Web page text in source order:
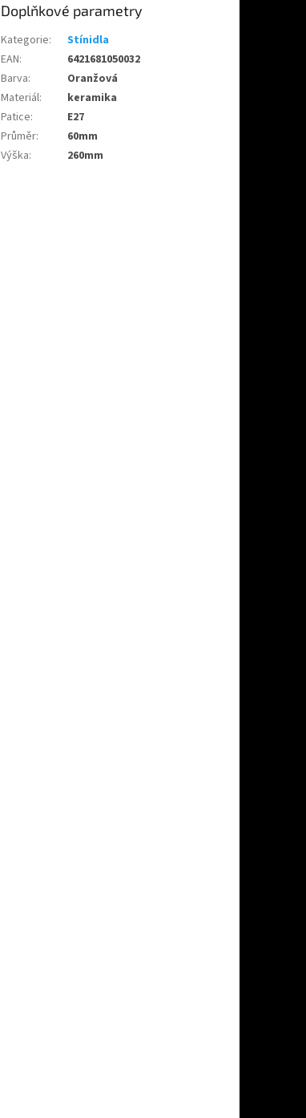
Doplňkové parametry
Kategorie:
Stínidla
EAN:
6421681050032
Barva:
Oranžová
Materiál:
keramika
Patice:
E27
Průměr:
60mm
Výška: 260mm